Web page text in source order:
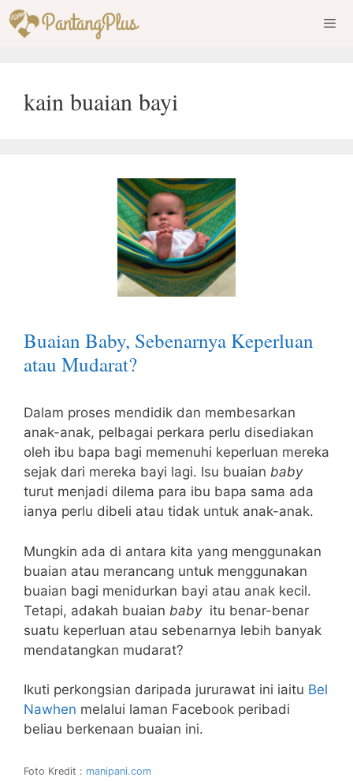
Skip
to
kain buaian bayi
Buaian Baby, Sebenarnya Keperluan
atau Mudarat?
Dalam proses mendidik dan membesarkan
anak-anak, pelbagai perkara perlu disediakan
oleh ibu bapa bagi memenuhi keperluan mereka
sejak dari mereka bayi lagi. Isu buaian baby
turut menjadi dilema para ibu bapa sama ada
ianya perlu dibeli atau tidak untuk anak-anak.
Mungkin ada di antara kita yang menggunakan
buaian atau merancang untuk menggunakan
buaian bagi menidurkan bayi atau anak kecil.
Tetapi, adakah buaian baby itu benar-benar
suatu keperluan atau sebenarnya lebih banyak
mendatangkan mudarat?
Ikuti perkongsian daripada jururawat ini iaitu Bel
Nawhen melalui laman Facebook peribadi
beliau berkenaan buaian ini.
Foto Kredit : manipani.com